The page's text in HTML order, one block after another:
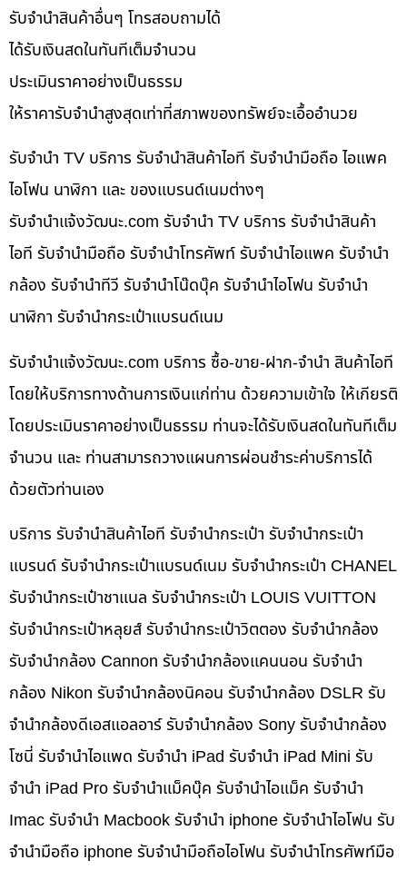
รับจำนำสินค้าอื่นๆ โทรสอบถามได้
ได้รับเงินสดในทันทีเต็มจำนวน
ประเมินราคาอย่างเป็นธรรม
ให้ราคารับจำนำสูงสุดเท่าที่สภาพของทรัพย์จะเอื้ออำนวย
รับจำนำ TV บริการ รับจำนำสินค้าไอที รับจำนำมือถือ ไอแพค
ไอโฟน นาฬิกา และ ของแบรนด์เนมต่างๆ
รับจํานําแจ้งวัฒนะ.com รับจำนำ TV บริการ รับจำนำสินค้า
ไอที รับจำนำมือถือ รับจำนำโทรศัพท์ รับจำนำไอแพค รับจำนำ
กล้อง รับจำนำทีวี รับจำนำโน๊ดบุ๊ค รับจำนำไอโฟน รับจำนำ
นาฬิกา รับจำนำกระเป๋าแบรนด์เนม
รับจํานําแจ้งวัฒนะ.com บริการ ซื้อ-ขาย-ฝาก-จำนำ สินค้าไอที
โดยให้บริการทางด้านการเงินแก่ท่าน ด้วยความเข้าใจ ให้เกียรติ
โดยประเมินราคาอย่างเป็นธรรม ท่านจะได้รับเงินสดในทันทีเต็ม
จำนวน และ ท่านสามารถวางแผนการผ่อนชำระค่าบริการได้
ด้วยตัวท่านเอง
บริการ รับจำนำสินค้าไอที รับจำนำกระเป๋า รับจำนำกระเป๋า
แบรนด์ รับจำนำกระเป๋าแบรนด์เนม รับจำนำกระเป๋า CHANEL
รับจำนำกระเป๋าชาแนล รับจำนำกระเป๋า LOUIS VUITTON
รับจำนำกระเป๋าหลุยส์ รับจำนำกระเป๋าวิตตอง รับจำนำกล้อง
รับจำนำกล้อง Cannon รับจำนำกล้องแคนนอน รับจำนำ
กล้อง Nikon รับจำนำกล้องนิคอน รับจำนำกล้อง DSLR รับ
จำนำกล้องดีเอสแอลอาร์ รับจำนำกล้อง Sony รับจำนำกล้อง
โซนี่ รับจำนำไอแพด รับจำนำ iPad รับจำนำ iPad Mini รับ
จำนำ iPad Pro รับจำนำแม็คบุ๊ค รับจำนำไอแม็ค รับจำนำ
Imac รับจำนำ Macbook รับจำนำ iphone รับจำนำไอโฟน รับ
จำนำมือถือ iphone รับจำนำมือถือไอโฟน รับจำนำโทรศัพท์มือ